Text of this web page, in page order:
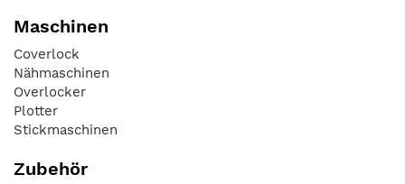
Maschinen
Coverlock
Nähmaschinen
Overlocker
Plotter
Stickmaschinen
Zubehör